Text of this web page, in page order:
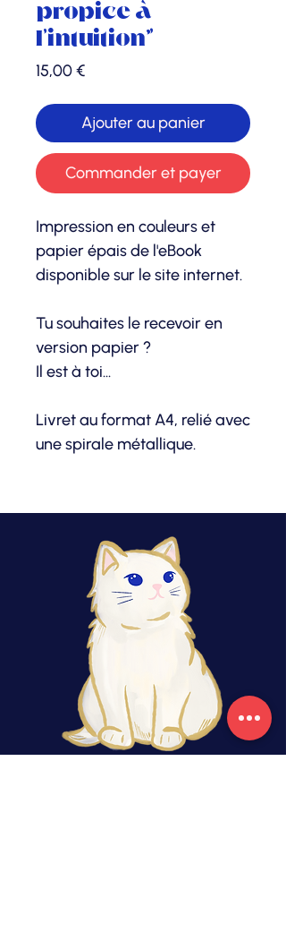
propice à
l'intuition"
15,00 €Prix
Ajouter au panier
Commander et payer
Impression en couleurs et
papier épais de l'eBook
disponible sur le site internet.
Tu souhaites le recevoir en
version papier ?
Il est à toi...
Livret au format A4, relié avec
une spirale métallique.